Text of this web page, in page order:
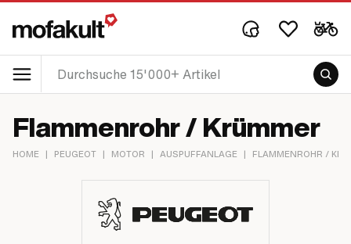
Flammenrohr / Krümmer
HOME | PEUGEOT | MOTOR | AUSPUFFANLAGE | FLAMMENROHR /